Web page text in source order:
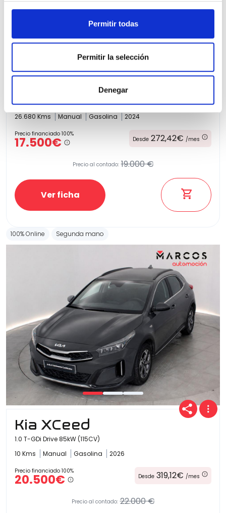
Permitir todas
Permitir la selección
Denegar
1.0 T-GDi Drive 74kW (100CV)
26.680 Kms
Manual Gasolina 2024
Precio financiado 100%
17.500€ Desde 272,42€ /mes
Precio al contado: 19.000 €
Ver ficha
100% Online Segunda mano
Kia XCeed
1.0 T-GDi Drive 85kW (115CV)
10 Kms
Manual Gasolina 2026
Precio financiado 100%
20.500€ Desde 319,12€ /mes
Precio al contado: 22.000 €